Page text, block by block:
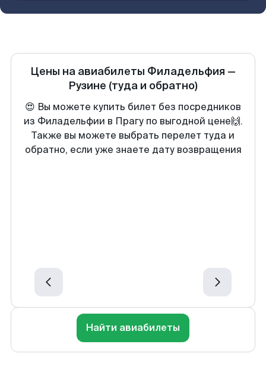
Цены на авиабилеты Филадельфия —
Рузине (туда и обратно)
😍 Вы можете купить билет без посредников
из Филадельфии в Прагу по выгодной цене🙌.
Также вы можете выбрать перелет туда и
обратно, если уже знаете дату возвращения
Найти авиабилеты